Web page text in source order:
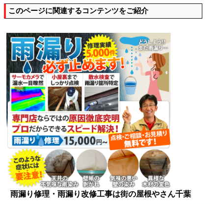
このページに関連するコンテンツをご紹介
雨漏り修理・雨漏り改修工事は街の屋根やさん千葉